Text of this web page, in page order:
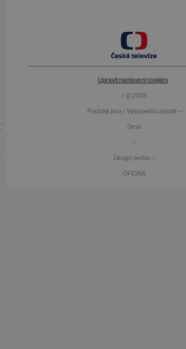
Upravit nastavení cookies
/ © 2026
Pražské jaro / Vývoj webu zajistili —
Devx
/
Design webu —
OFICINA